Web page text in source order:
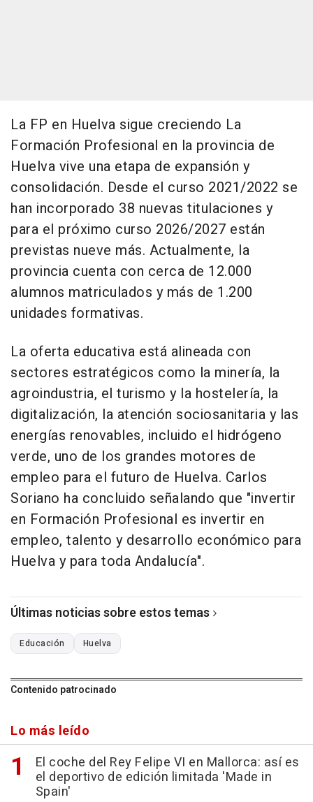
La FP en Huelva sigue creciendo La
Formación Profesional en la provincia de
Huelva vive una etapa de expansión y
consolidación. Desde el curso 2021/2022 se
han incorporado 38 nuevas titulaciones y
para el próximo curso 2026/2027 están
previstas nueve más. Actualmente, la
provincia cuenta con cerca de 12.000
alumnos matriculados y más de 1.200
unidades formativas.
La oferta educativa está alineada con
sectores estratégicos como la minería, la
agroindustria, el turismo y la hostelería, la
digitalización, la atención sociosanitaria y las
energías renovables, incluido el hidrógeno
verde, uno de los grandes motores de
empleo para el futuro de Huelva. Carlos
Soriano ha concluido señalando que "invertir
en Formación Profesional es invertir en
empleo, talento y desarrollo económico para
Huelva y para toda Andalucía".
Últimas noticias sobre estos temas
Educación Huelva
Contenido patrocinado
Lo más leído
El coche del Rey Felipe VI en Mallorca: así es
el deportivo de edición limitada 'Made in
Spain'